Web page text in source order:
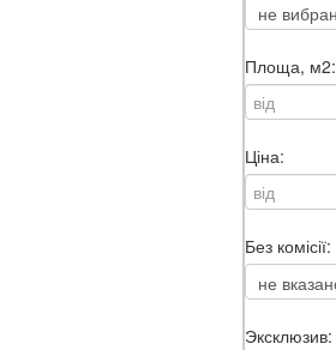
Площа, м2:
Ціна:
Без комісії:
Эксклюзив: